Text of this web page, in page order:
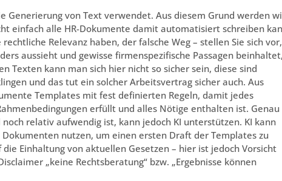
Generierung von Text verwendet. Aus diesem Grund werden
einfach alle HR-Dokumente damit automatisiert schreiben
Relevanz haben, der falsche Weg – stellen Sie sich vor,
aussieht und gewisse firmenspezifische Passagen beinhaltet,
Texten kann man sich hier nicht so sicher sein, diese sind
und das tut ein solcher Arbeitsvertrag sicher auch. Aus
Templates mit fest definierten Regeln, damit jedes
erfüllt und alles Nötige enthalten ist. Genau
relativ aufwendig ist, kann jedoch KI unterstützen. KI kann
nutzen, um einen ersten Draft der Templates zu
Einhaltung von aktuellen Gesetzen – hier ist jedoch Vorsicht
„keine Rechtsberatung“ bzw. „Ergebnisse können